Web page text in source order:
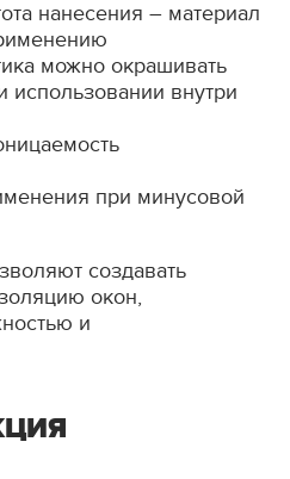
нанесения – материал
можно окрашивать
использовании внутри
при минусовой
создавать
окон,
и